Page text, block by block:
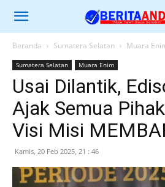
Beranda Sumatera Selatan Muara
Sumatera Selatan Muara Enim
Usai Dilantik,
Ajak Semua
Visi Misi
Kamis, 20 Feb 2025, 21 : 46